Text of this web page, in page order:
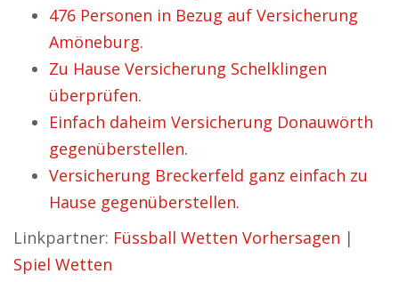
476 Personen in Bezug auf Versicherung
Amöneburg.
Zu Hause Versicherung Schelklingen
überprüfen.
Einfach daheim Versicherung Donauwörth
gegenüberstellen.
Versicherung Breckerfeld ganz einfach zu
Hause gegenüberstellen.
Linkpartner: Füssball Wetten Vorhersagen |
Spiel Wetten